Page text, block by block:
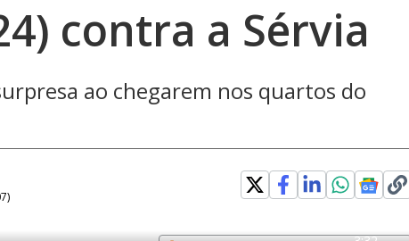
contra a Sérvia
ao chegarem nos quartos do
)